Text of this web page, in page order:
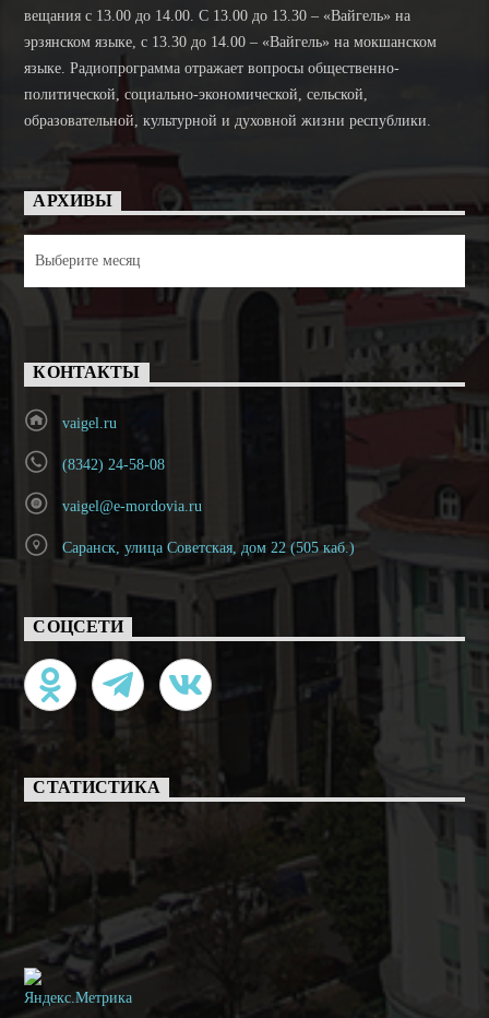
вещания с 13.00 до 14.00. C 13.00 до 13.30 – «Вайгель» на
эрзянском языке, с 13.30 до 14.00 – «Вайгель» на мокшанском
языке. Радиопрограмма отражает вопросы общественно-
политической, социально-экономической, сельской,
образовательной, культурной и духовной жизни республики.
АРХИВЫ
КОНТАКТЫ
vaigel.ru
(8342) 24-58-08
vaigel@e-mordovia.ru
Саранск, улица Советская, дом 22 (505 каб.)
СОЦСЕТИ
СТАТИСТИКА